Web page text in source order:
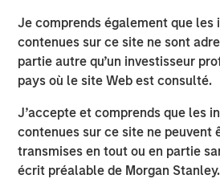
Je comprends également que les
contenues sur ce site ne sont
partie autre qu’un investisseur
pays où le site Web est consulté.
J’accepte et comprends que les
contenues sur ce site ne peuvent
transmises en tout ou en partie
écrit préalable de Morgan Stanley.
combination of supportive fiscal
along with deregulation, is
across most economies. This
investment case for real estate,
have repriced by 20–25%.
buyers, and improved debt
stage for a rebound in transactions
Additionally, the widening gap
replacement costs and current